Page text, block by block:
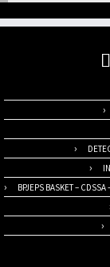
BPJEPS BASKET –